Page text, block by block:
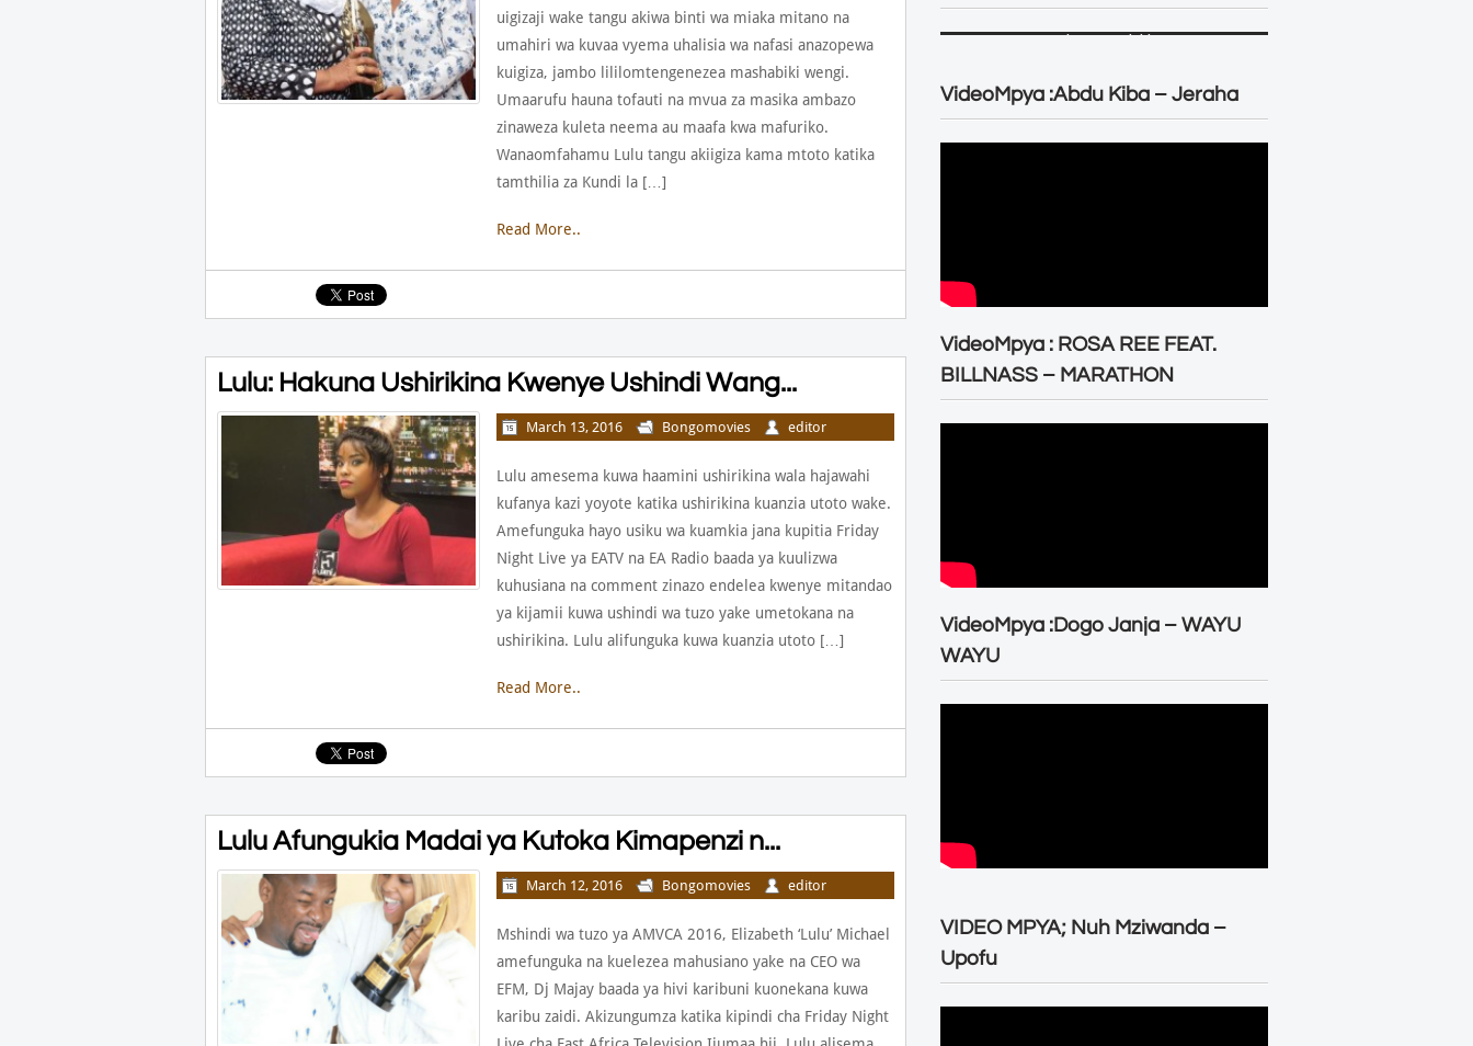
uigizaji wake tangu akiwa binti wa miaka mitano na
umahiri wa kuvaa vyema uhalisia wa nafasi anazopewa
kuigiza, jambo lililomtengenezea mashabiki wengi.
Umaarufu hauna tofauti na mvua za masika ambazo
zinaweza kuleta neema au maafa kwa mafuriko.
Wanaomfahamu Lulu tangu akiigiza kama mtoto katika
tamthilia za Kundi la […]
Read More..
Lulu: Hakuna Ushirikina Kwenye Ushindi Wang...
March 13, 2016 Bongomovies editor
Lulu amesema kuwa haamini ushirikina wala hajawahi
kufanya kazi yoyote katika ushirikina kuanzia utoto wake.
Amefunguka hayo usiku wa kuamkia jana kupitia Friday
Night Live ya EATV na EA Radio baada ya kuulizwa
kuhusiana na comment zinazo endelea kwenye mitandao
ya kijamii kuwa ushindi wa tuzo yake umetokana na
ushirikina. Lulu alifunguka kuwa kuanzia utoto […]
Read More..
Lulu Afungukia Madai ya Kutoka Kimapenzi n...
March 12, 2016 Bongomovies editor
Mshindi wa tuzo ya AMVCA 2016, Elizabeth ‘Lulu’ Michael
amefunguka na kuelezea mahusiano yake na CEO wa
EFM, Dj Majay baada ya hivi karibuni kuonekana kuwa
karibu zaidi. Akizungumza katika kipindi cha Friday Night
VideoMpya :Abdu Kiba – Jeraha
VideoMpya : ROSA REE FEAT.
BILLNASS – MARATHON
VideoMpya :Dogo Janja – WAYU
WAYU
VIDEO MPYA; Nuh Mziwanda –
Upofu